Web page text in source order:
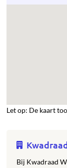
Let op: De kaart
Bij Kwadraad